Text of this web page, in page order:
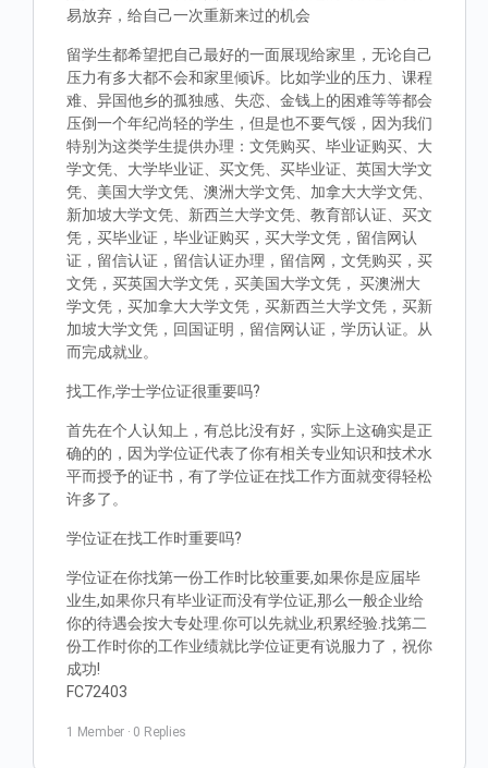
易放弃，给自己一次重新来过的机会
留学生都希望把自己最好的一面展现给家里，无论自己
压力有多大都不会和家里倾诉。比如学业的压力、课程
难、异国他乡的孤独感、失恋、金钱上的困难等等都会
压倒一个年纪尚轻的学生，但是也不要气馁，因为我们
特别为这类学生提供办理：文凭购买、毕业证购买、大
学文凭、大学毕业证、买文凭、买毕业证、英国大学文
凭、美国大学文凭、澳洲大学文凭、加拿大大学文凭、
新加坡大学文凭、新西兰大学文凭、教育部认证、买文
凭，买毕业证，毕业证购买，买大学文凭，留信网认
证，留信认证，留信认证办理，留信网，文凭购买，买
文凭，买英国大学文凭，买美国大学文凭， 买澳洲大
学文凭，买加拿大大学文凭，买新西兰大学文凭，买新
加坡大学文凭，回国证明，留信网认证，学历认证。从
而完成就业。
找工作,学士学位证很重要吗?
首先在个人认知上，有总比没有好，实际上这确实是正
确的的，因为学位证代表了你有相关专业知识和技术水
平而授予的证书，有了学位证在找工作方面就变得轻松
许多了。
学位证在找工作时重要吗?
学位证在你找第一份工作时比较重要,如果你是应届毕
业生,如果你只有毕业证而没有学位证,那么一般企业给
你的待遇会按大专处理.你可以先就业,积累经验.找第二
份工作时你的工作业绩就比学位证更有说服力了，祝你
成功!
FC72403
1 Member · 0 Replies